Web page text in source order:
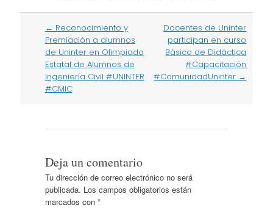
Post
navigation
← Reconocimiento y
Premiación a alumnos
de Uninter en Olimpiada
Estatal de Alumnos de
Ingeniería Civil #UNINTER
#CMIC
Docentes de Uninter
participan en curso
Básico de Didáctica
#Capacitación
#ComunidadUninter →
Deja un comentario
Tu dirección de correo electrónico no será
publicada. Los campos obligatorios están
marcados con *